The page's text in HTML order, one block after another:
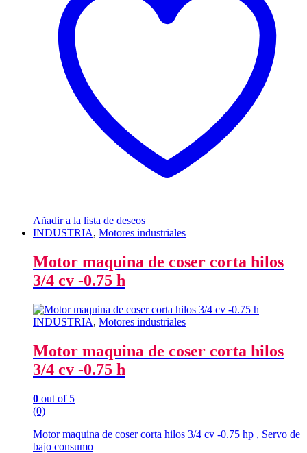
Añadir a la lista de deseos
INDUSTRIA, Motores industriales
Motor maquina de coser corta hilos
3/4 cv -0.75 h
INDUSTRIA, Motores industriales
Motor maquina de coser corta hilos
3/4 cv -0.75 h
0 out of 5
(0)
Motor maquina de coser corta hilos 3/4 cv -0.75 hp , Servo de
bajo consumo